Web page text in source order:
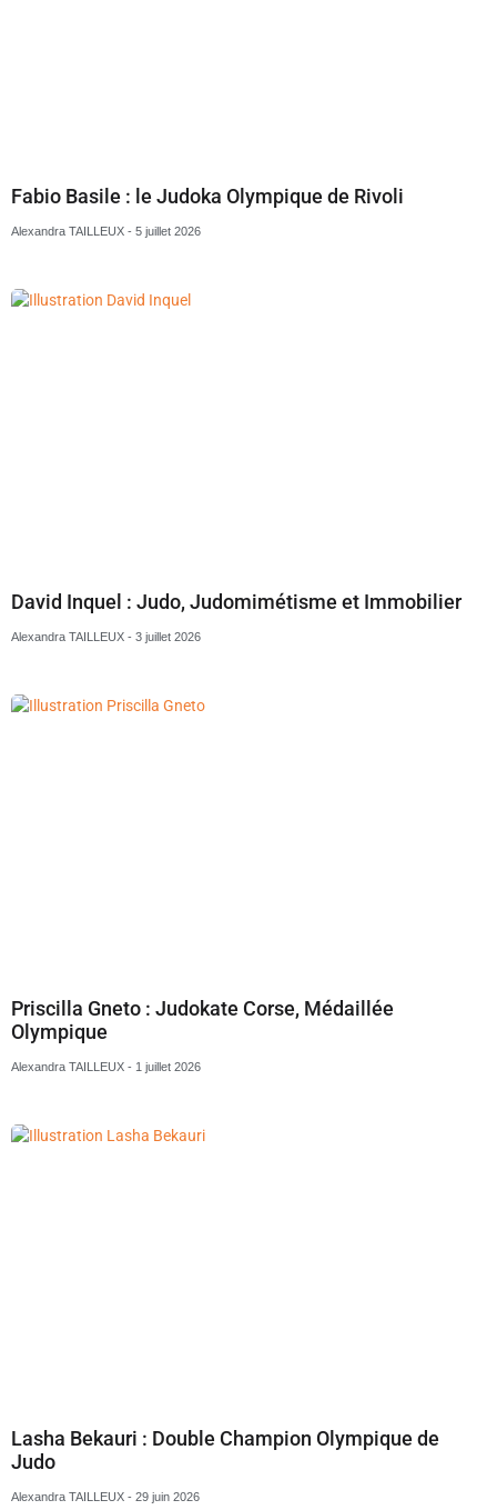
Fabio Basile : le Judoka Olympique de Rivoli
Alexandra TAILLEUX 5 juillet 2026
David Inquel : Judo, Judomimétisme et Immobilier
Alexandra TAILLEUX 3 juillet 2026
Priscilla Gneto : Judokate Corse, Médaillée
Olympique
Alexandra TAILLEUX 1 juillet 2026
Lasha Bekauri : Double Champion Olympique de
Judo
Alexandra TAILLEUX 29 juin 2026